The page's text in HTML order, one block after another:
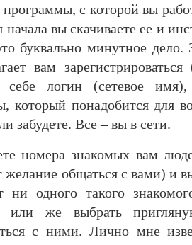
с которой вы
вы скачиваете ее и
буквально минутное дело.
вам
себе логин (сетевое
который понадобится для
забудете. Все – вы в сети.
номера знакомых вам
желание общаться с вами) и
ни одного такого
или же выбрать
с ними. Лично мне